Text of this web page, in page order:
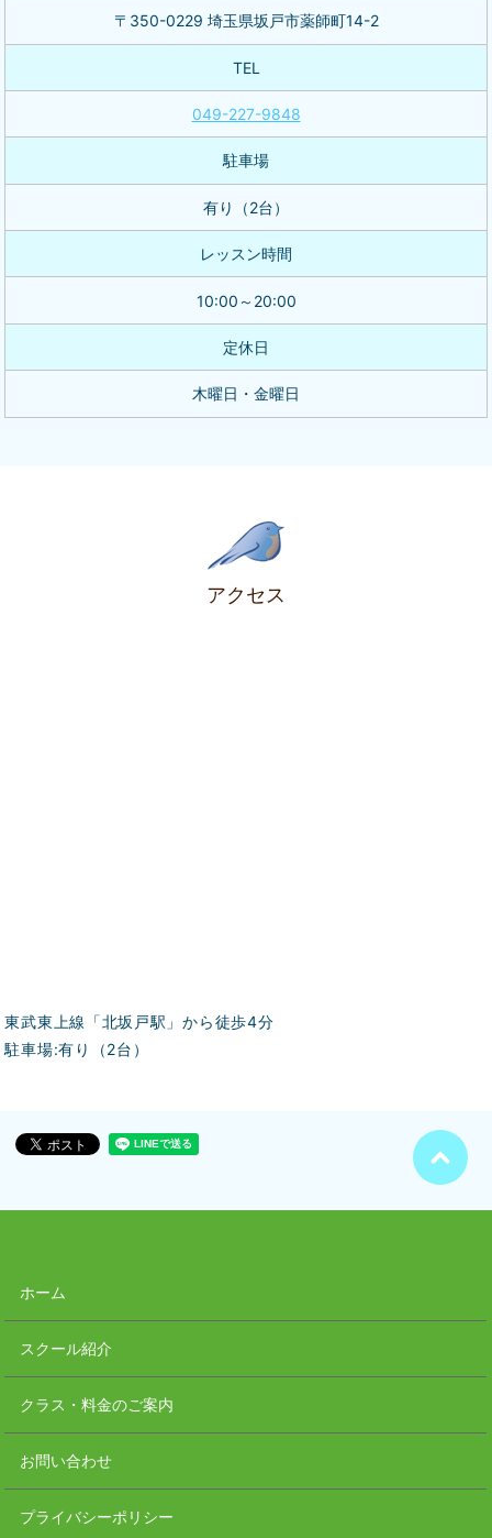
〒350-0229 埼玉県坂戸市薬師町14-2
TEL
049-227-9848
駐車場
有り（2台）
レッスン時間
10:00～20:00
定休日
木曜日・金曜日
アクセス
東武東上線「北坂戸駅」から徒歩4分
駐車場:有り（2台）
ホーム
スクール紹介
クラス・料金のご案内
お問い合わせ
プライバシーポリシー